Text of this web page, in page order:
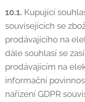
10.1. Kupující
souvisejících se
prodávajícího na
dále souhlasí se
prodávajícím na
informační
nařízení GDPR